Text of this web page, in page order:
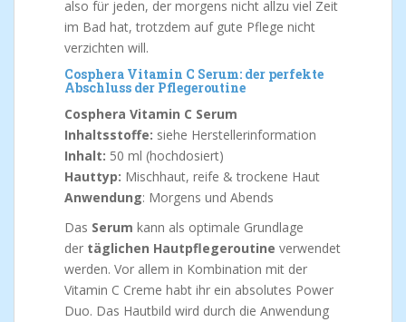
also für jeden, der morgens nicht allzu viel Zeit
im Bad hat, trotzdem auf gute Pflege nicht
verzichten will.
Cosphera Vitamin C Serum: der perfekte
Abschluss der Pflegeroutine
Cosphera Vitamin C Serum
Inhaltsstoffe: siehe Herstellerinformation
Inhalt: 50 ml (hochdosiert)
Hauttyp: Mischhaut, reife & trockene Haut
Anwendung: Morgens und Abends
Das Serum kann als optimale Grundlage
der täglichen Hautpflegeroutine verwendet
werden. Vor allem in Kombination mit der
Vitamin C Creme habt ihr ein absolutes Power
Duo. Das Hautbild wird durch die Anwendung